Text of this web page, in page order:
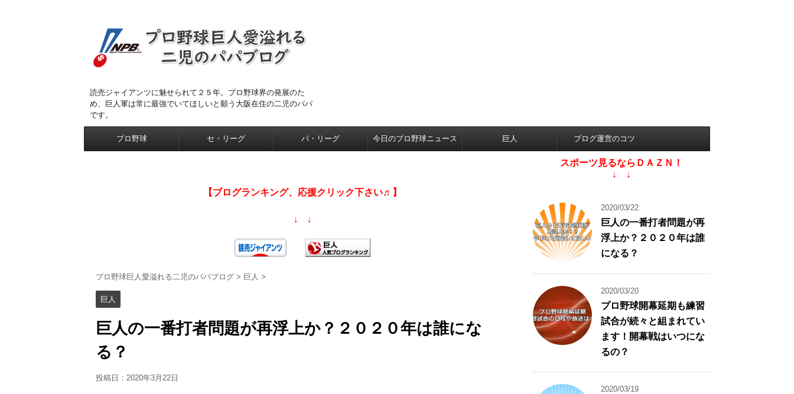
読売ジャイアンツに魅せられて２５年。プロ野球界の発展のた
め、巨人軍は常に最強でいてほしいと願う大阪在住の二児のパパ
です。
プロ野球 セ・リーグ パ・リーグ 今日のプロ野球ニュース 巨人 ブログ運営のコツ
【ブログランキング、応援クリック下さい♬】
↓ ↓
プロ野球巨人愛溢れる二児のパパブログ > 巨人 >
巨人
巨人の一番打者問題が再浮上か？２０２０年は誰にな
る？
投稿日： 2020年3月22日
スポーツ見るならＤＡＺＮ！
↓ ↓
2020/03/22
巨人の一番打者問題が再
浮上か？２０２０年は誰
になる？
2020/03/20
プロ野球開幕延期も練習
試合が続々と組まれてい
ます！開幕戦はいつにな
るの？
2020/03/19